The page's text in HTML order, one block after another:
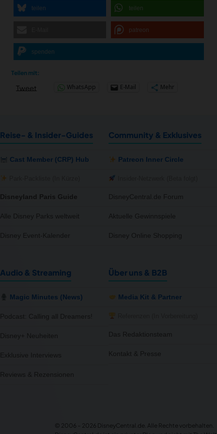
teilen teilen
patreon
spenden
Teilen mit:
Tweet WhatsApp E-Mail Mehr
Reise- & Insider-Guides
Cast Member (CRP) Hub
Disneyland Paris Guide
Alle Disney Parks weltweit
Disney Event-Kalender
Community & Exklusives
Patreon Inner Circle
DisneyCentral.de Forum
Aktuelle Gewinnspiele
Disney Online Shopping
Audio & Streaming
Magic Minutes (News)
Podcast: Calling all Dreamers!
Disney+ Neuheiten
Exklusive Interviews
Reviews & Rezensionen
Über uns & B2B
Media Kit & Partner
Das Redaktionsteam
Kontakt & Presse
© 2006 – 2026 DisneyCentral.de. Alle Rechte vorbehalten.
Gerade eben